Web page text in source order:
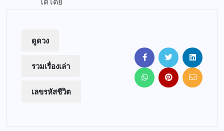
ดูดวง
รวมเรื่องเล่า
เลขรหัสชีวิต